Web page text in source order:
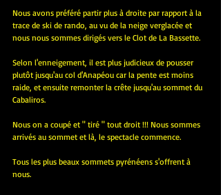
Nous avons préféré partir plus à droite par rapport à la
trace de ski de rando, au vu de la neige verglacée et
nous nous sommes dirigés vers le Clot de La Bassette.
Selon l'enneigement, il est plus judicieux de pousser
plutôt jusqu'au col d'Anapéou car la pente est moins
raide, et ensuite remonter la crête jusqu'au sommet du
Cabaliros.
Nous on a coupé et " tiré " tout droit !!! Nous sommes
arrivés au sommet et là, le spectacle commence.
Tous les plus beaux sommets pyrénéens s'offrent à
nous.